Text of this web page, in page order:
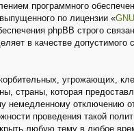
программного
по лицензии «
phpBB строго
в качестве
угрожающих,
страны, которая
немедленному отключению
проведения такой
любую тему в любое